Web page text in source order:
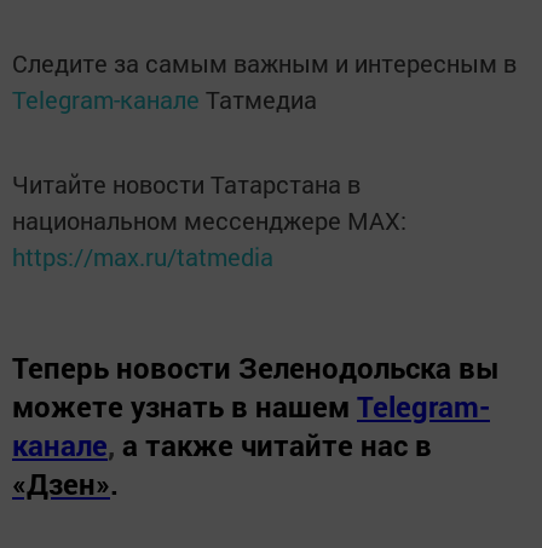
Следите за самым важным и интересным в
Telegram-канале Татмедиа
Читайте новости Татарстана в
национальном мессенджере MАХ:
https://max.ru/tatmedia
Теперь новости Зеленодольска вы
можете узнать в нашем Telegram-
канале, а также читайте нас в
«Дзен».